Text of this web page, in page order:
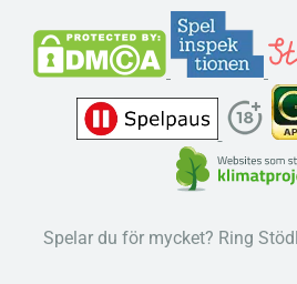
Spelar du för mycket? Ring